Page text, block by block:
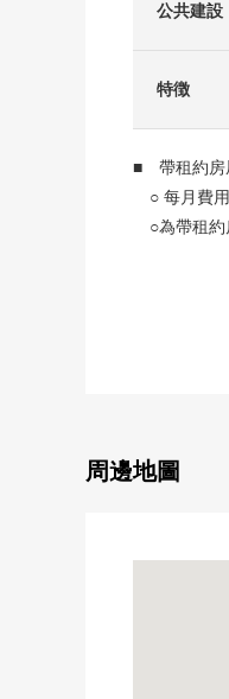
公共建設
特徴
■ 帶租約
○ 每月費用
○為帶租約
0 附帶雨的
周邊地圖